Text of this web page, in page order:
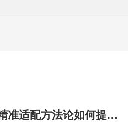
工业不锈钢焊管厂家的RQDC精准适配方法论如何提升客户价值？